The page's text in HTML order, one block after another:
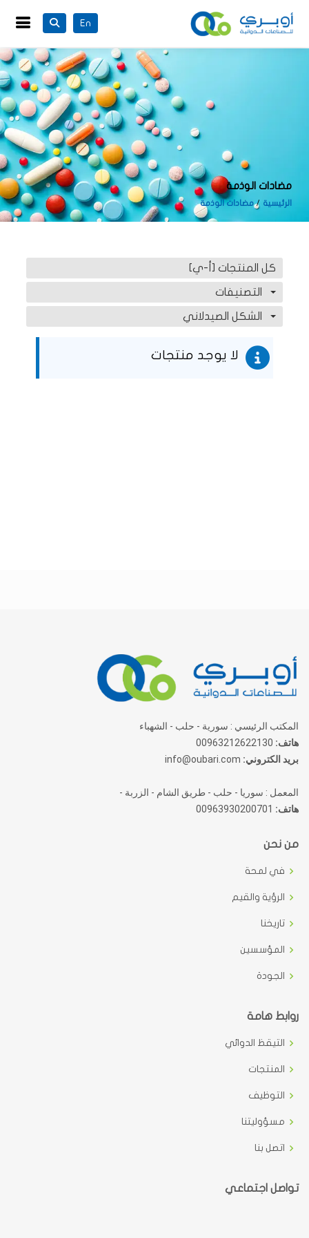
En
مضادات الوذمة
الرئيسية مضادات الوذمة
كل المنتجات [أ-ي]
التصنيفات
الشكل الصيدلاني
لا يوجد منتجات
المكتب الرئيسي : سورية - حلب - الشهباء
هاتف:
بريد الكتروني:
المعمل : سوريا - حلب - طريق الشام - الزربة -
هاتف:
من نحن
في لمحة
الرؤية والقيم
تاريخنا
المؤسسين
الجودة
روابط هامة
التيقظ الدوائي
المنتجات
التوظيف
مسؤوليتنا
اتصل بنا
تواصل اجتماعي